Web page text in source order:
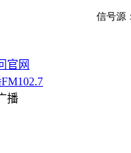
官网
FM102.7
播